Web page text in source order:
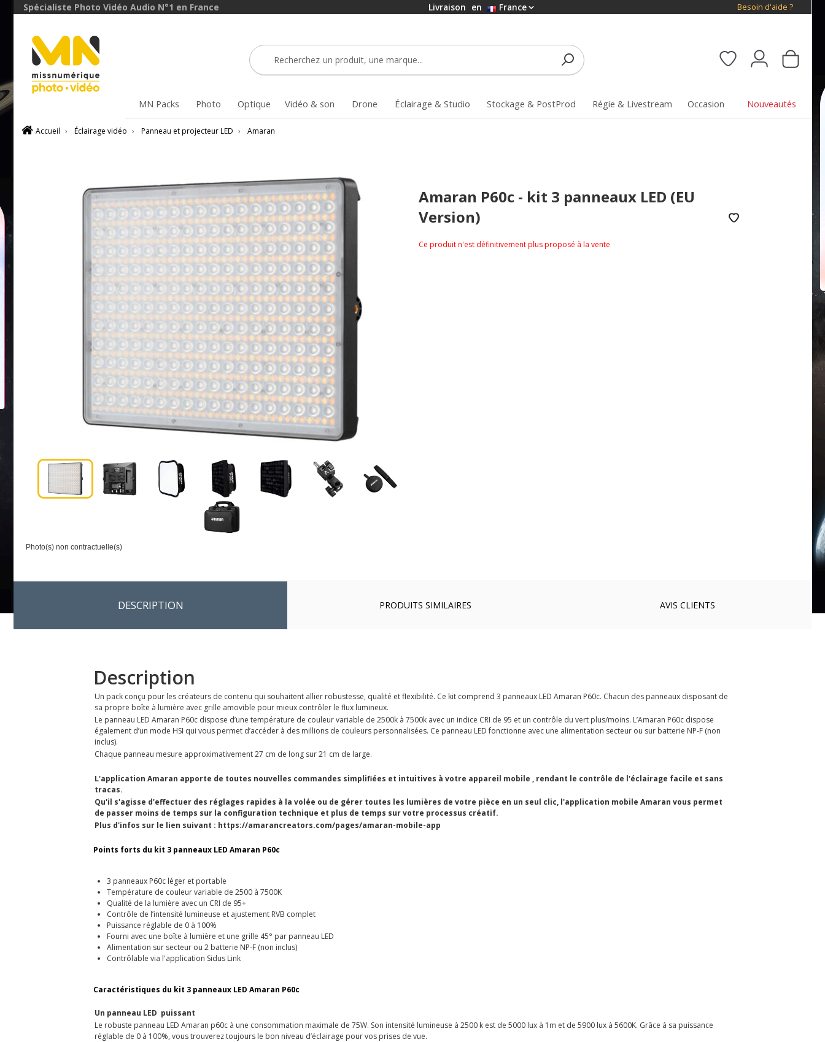
Spécialiste Photo Vidéo Audio N°1 en France Livraison en France Besoin d'aide ?
MN Packs Photo Optique Vidéo & son Drone Éclairage & Studio Stockage & PostProd Régie & Livestream Occasion Nouveautés
Accueil › Éclairage vidéo › Panneau et projecteur LED › Amaran
Photo(s) non contractuelle(s)
Amaran P60c - kit 3 panneaux LED (EU
Version)
Ce produit n'est définitivement plus proposé à la vente
DESCRIPTION PRODUITS SIMILAIRES AVIS CLIENTS
Description
Un pack conçu pour les créateurs de contenu qui souhaitent allier robustesse, qualité et flexibilité. Ce kit comprend 3 panneaux LED Amaran P60c. Chacun des panneaux disposant de
sa propre boîte à lumière avec grille amovible pour mieux contrôler le flux lumineux.
Le panneau LED Amaran P60c dispose d’une température de couleur variable de 2500k à 7500k avec un indice CRI de 95 et un contrôle du vert plus/moins. L’Amaran P60c dispose
également d’un mode HSI qui vous permet d’accéder à des millions de couleurs personnalisées. Ce panneau LED fonctionne avec une alimentation secteur ou sur batterie NP-F (non
inclus).
Chaque panneau mesure approximativement 27 cm de long sur 21 cm de large.
L'application Amaran apporte de toutes nouvelles commandes simplifiées et intuitives à votre appareil mobile , rendant le contrôle de l'éclairage facile et sans
tracas.
Qu'il s'agisse d'effectuer des réglages rapides à la volée ou de gérer toutes les lumières de votre pièce en un seul clic, l'application mobile Amaran vous permet
de passer moins de temps sur la configuration technique et plus de temps sur votre processus créatif.
Plus d'infos sur le lien suivant : https://amarancreators.com/pages/amaran-mobile-app
Points forts du kit 3 panneaux LED Amaran P60c
3 panneaux P60c léger et portable
Température de couleur variable de 2500 à 7500K
Qualité de la lumière avec un CRI de 95+
Contrôle de l’intensité lumineuse et ajustement RVB complet
Puissance réglable de 0 à 100%
Fourni avec une boîte à lumière et une grille 45° par panneau LED
Alimentation sur secteur ou 2 batterie NP-F (non inclus)
Contrôlable via l'application Sidus Link
Caractéristiques du kit 3 panneaux LED Amaran P60c
Un panneau LED puissant
Le robuste panneau LED Amaran p60c à une consommation maximale de 75W. Son intensité lumineuse à 2500 k est de 5000 lux à 1m et de 5900 lux à 5600K. Grâce à sa puissance
réglable de 0 à 100%, vous trouverez toujours le bon niveau d’éclairage pour vos prises de vue.